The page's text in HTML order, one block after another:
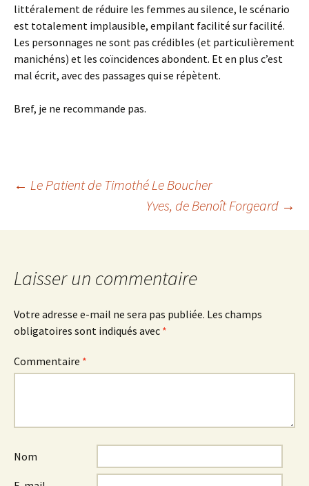
littéralement de réduire les femmes au silence, le scénario
est totalement implausible, empilant facilité sur facilité.
Les personnages ne sont pas crédibles (et particulièrement
manichéns) et les coïncidences abondent. Et en plus c’est
mal écrit, avec des passages qui se répètent.
Bref, je ne recommande pas.
Navigation
des
articles
← Le Patientde Timothé Le Boucher
Yves, de Benoît Forgeard →
Laisser un commentaire
Votre adresse e-mail ne sera pas publiée. Les champs
obligatoires sont indiqués avec *
Commentaire *
Nom